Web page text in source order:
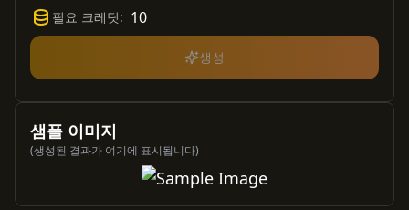
필요 크레딧: 10
생성
샘플 이미지
(생성된 결과가 여기에 표시됩니다)